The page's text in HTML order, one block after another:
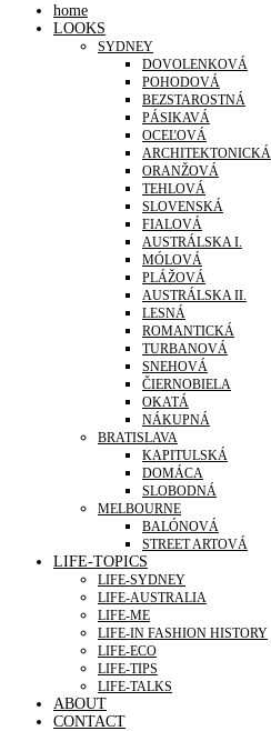
home
LOOKS
SYDNEY
DOVOLENKOVÁ
POHODOVÁ
BEZSTAROSTNÁ
PÁSIKAVÁ
OCEĽOVÁ
ARCHITEKTONICKÁ
ORANŽOVÁ
TEHLOVÁ
SLOVENSKÁ
FIALOVÁ
AUSTRÁLSKA I.
MÓLOVÁ
PLÁŽOVÁ
AUSTRÁLSKA II.
LESNÁ
ROMANTICKÁ
TURBANOVÁ
SNEHOVÁ
ČIERNOBIELA
OKATÁ
NÁKUPNÁ
BRATISLAVA
KAPITULSKÁ
DOMÁCA
SLOBODNÁ
MELBOURNE
BALÓNOVÁ
STREET ARTOVÁ
LIFE-TOPICS
LIFE-SYDNEY
LIFE-AUSTRALIA
LIFE-ME
LIFE-IN FASHION HISTORY
LIFE-ECO
LIFE-TIPS
LIFE-TALKS
ABOUT
CONTACT